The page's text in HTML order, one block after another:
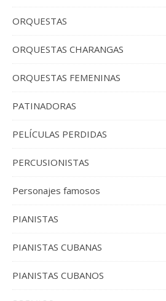
ORQUESTAS
ORQUESTAS CHARANGAS
ORQUESTAS FEMENINAS
PATINADORAS
PELÍCULAS PERDIDAS
PERCUSIONISTAS
Personajes famosos
PIANISTAS
PIANISTAS CUBANAS
PIANISTAS CUBANOS